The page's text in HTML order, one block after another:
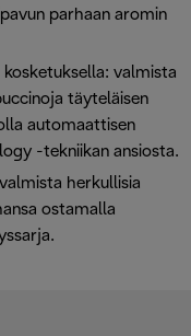
parhaan aromin
valmista
täyteläisen
automaattisen
-tekniikan ansiosta.
herkullisia
ostamalla